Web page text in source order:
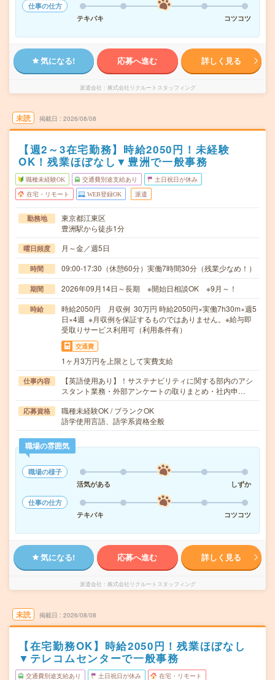
仕事の仕方
テキパキ
コツコツ
気になる! 応募へ進む 詳しく見る
派遣会社 株式会社リクルートスタッフィング
未読 掲載日 2026/08/08
【週2～3在宅勤務】時給2050円！未経験
OK！残業ほぼなし▼豊洲で一般事務
職種未経験OK 交通費別途支給あり 土日祝日が休み
在宅・リモート WEB登録OK 派遣
勤務地
東京都江東区
豊洲駅から徒歩1分
曜日頻度 月～金／週5日
時間 09:00-17:30（休憩60分）実働7時間30分（残業少なめ！）
期間 2026年09月14日～長期 ※開始日相談OK ※9月～！
時給
時給2050円 月収例 30万円 時給2050円×実働7h30m×週5
日×4週 ※月収例を保証するものではありません。※給与即
受取りサービス利用可（利用条件有）
交通費
1ヶ月3万円を上限として実費支給
仕事内容
【英語使用あり】！サステナビリティに関する部内のアシ
スタント業務・外部アンケートの取りまとめ・社内申…
応募資格
職種未経験OK / ブランクOK
語学使用言語、語学系資格全般
職場の雰囲気
職場の様子
活気がある
しずか
仕事の仕方
テキパキ
コツコツ
気になる! 応募へ進む 詳しく見る
派遣会社 株式会社リクルートスタッフィング
未読 掲載日 2026/08/08
【在宅勤務OK】時給2050円！残業ほぼなし
▼テレコムセンターで一般事務
交通費別途支給あり 土日祝日が休み 在宅・リモート